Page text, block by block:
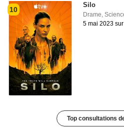
10
Silo
Drame,
5 mai 2023
Top consultations